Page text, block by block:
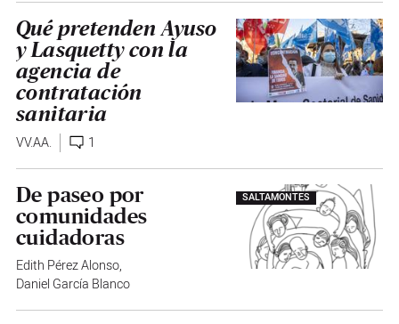
Qué pretenden Ayuso
y Lasquetty con la
agencia de
contratación
sanitaria
VV.AA. 1
SALTAMONTES
De paseo por
comunidades
cuidadoras
Edith Pérez Alonso,
Daniel García Blanco